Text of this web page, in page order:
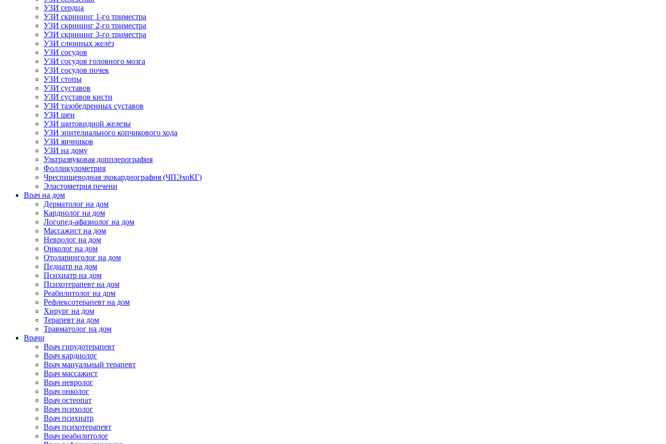
УЗИ сердца
УЗИ скрининг 1-го триместра
УЗИ скрининг 2-го триместра
УЗИ скрининг 3-го триместра
УЗИ слюнных желёз
УЗИ сосудов
УЗИ сосудов головного мозга
УЗИ сосудов почек
УЗИ стопы
УЗИ суставов
УЗИ суставов кисти
УЗИ тазобедренных суставов
УЗИ шеи
УЗИ щитовидной железы
УЗИ эпителиального копчикового хода
УЗИ яичников
УЗИ на дому
Ультразвуковая допплерография
Фолликулометрия
Чреспищеводная эхокардиография (ЧПЭхоКГ)
Эластометрия печени
Врач на дом
Дерматолог на дом
Кардиолог на дом
Логопед-афазиолог на дом
Массажист на дом
Невролог на дом
Онколог на дом
Отоларинголог на дом
Педиатр на дом
Психиатр на дом
Психотерапевт на дом
Реабилитолог на дом
Рефлексотерапевт на дом
Хирург на дом
Терапевт на дом
Травматолог на дом
Врачи
Врач гирудотерапевт
Врач кардиолог
Врач мануальный терапевт
Врач массажист
Врач невролог
Врач онколог
Врач остеопат
Врач психолог
Врач психиатр
Врач психотерапевт
Врач реабилитолог